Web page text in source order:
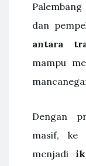
dan
antara
mampu
Dengan
masif, ke
menjadi